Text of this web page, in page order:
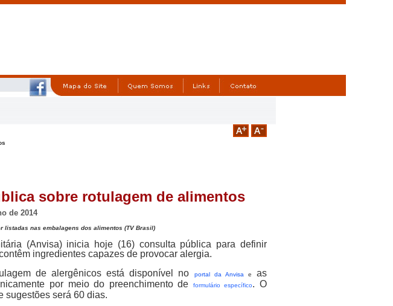
sobre rotulagem de alimentos
de 2014
listadas nas embalagens dos alimentos (TV Brasil)
(Anvisa) inicia hoje (16) consulta pública para definir
ingredientes capazes de provocar alergia.
de alergênicos está disponível no
portal da Anvisa e
as
por meio do preenchimento de
formulário específico. O
sugestões será 60 dias.